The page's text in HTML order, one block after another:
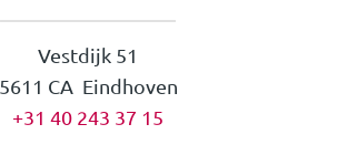
Vestdijk 51
5611 CA Eindhoven
+31 40 243 37 15